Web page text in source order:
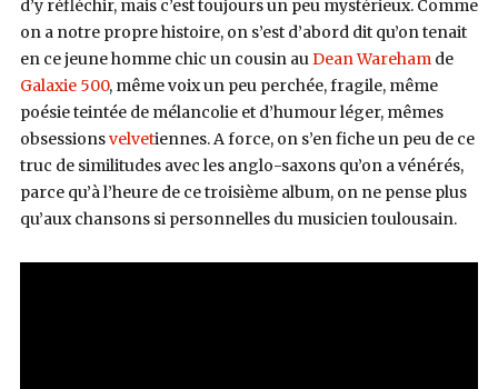
d’y réfléchir, mais c’est toujours un peu mystérieux. Comme
on a notre propre histoire, on s’est d’abord dit qu’on tenait
en ce jeune homme chic un cousin auDean Warehamde
Galaxie 500, même voix un peu perchée, fragile, même
poésie teintée de mélancolie et d’humour léger, mêmes
obsessionsvelvetiennes. A force, on s’en fiche un peu de ce
truc de similitudes avec les anglo-saxons qu’on a vénérés,
parce qu’à l’heure de ce troisième album, on ne pense plus
qu’aux chansons si personnelles du musicien toulousain.